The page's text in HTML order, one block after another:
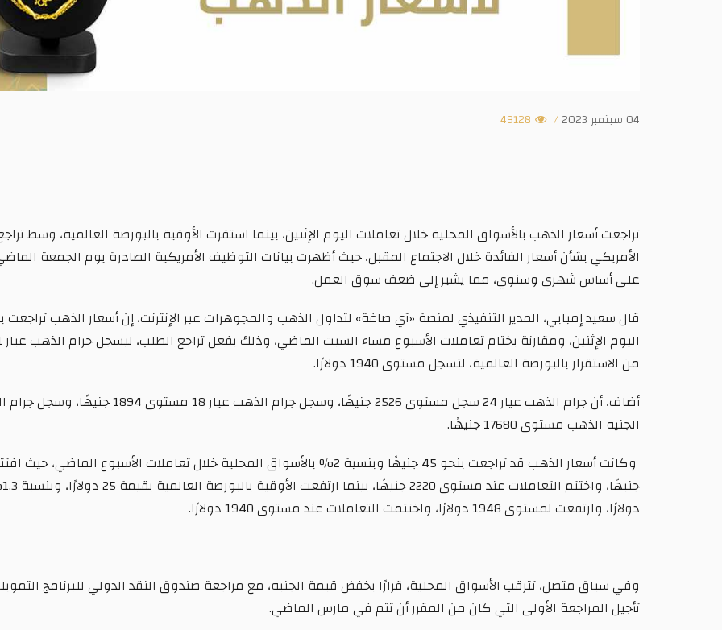
04 سبتمبر 2023 /
49128
تراجعت أسعار الذهب بالأسواق المحلية خلال تعاملات اليوم الإثنين، بينما استقرت الأوقية بالبورصة العالمية، وسط تراجع
الأمريكي بشأن أسعار الفائدة خلال الاجتماع المقبل، حيث أظهرت بيانات التوظيف الأمريكية الصادرة يوم الجمعة
على أساس شهري وسنوي، مما يشير إلى ضعف سوق العمل.
من الاستقرار بالبورصة العالمية، لتسجل مستوى 1940 دولارًا.
الجنيه الذهب مستوى 17680 جنيهًا.
دولارًا، وارتفعت لمستوى 1948 دولارًا، واختتمت التعاملات عند مستوى 1940 دولارًا.
تأجيل المراجعة الأولى التي كان من المقرر أن تتم في مارس الماضي.